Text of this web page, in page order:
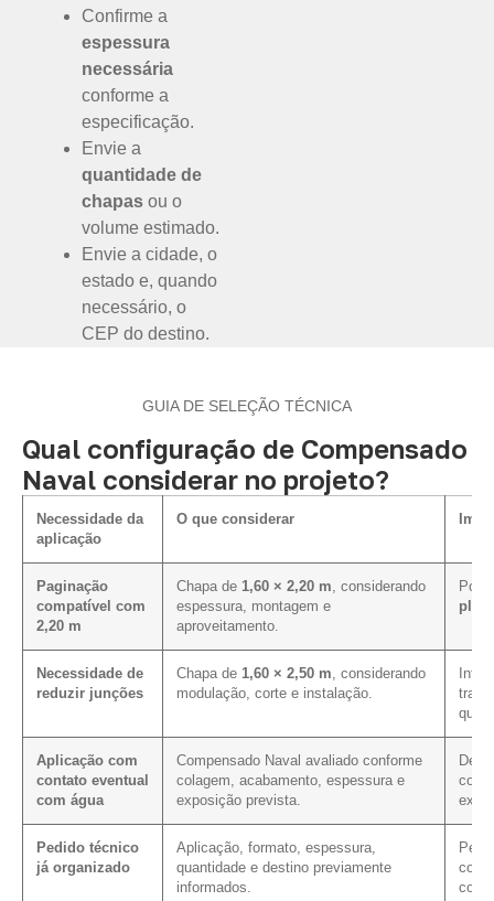
Confirme a
espessura
necessária
conforme a
especificação.
Envie a
quantidade de
chapas ou o
volume estimado.
Envie a cidade, o
estado e, quando
necessário, o
CEP do destino.
GUIA DE SELEÇÃO TÉCNICA
Qual configuração de Compensado
Naval considerar no projeto?
Necessidade da
aplicação
O que considerar
Paginação
compatível com
2,20 m
Chapa de 1,60 × 2,20 m , considerando
espessura, montagem e
aproveitamento.
Necessidade de
reduzir junções
Chapa de 1,60 × 2,50 m , considerando
modulação, corte e instalação.
Aplicação com
contato eventual
com água
Compensado Naval avaliado conforme
colagem, acabamento, espessura e
exposição prevista.
com
Pedido técnico
já organizado
Aplicação, formato, espessura,
quantidade e destino previamente
informados.
com